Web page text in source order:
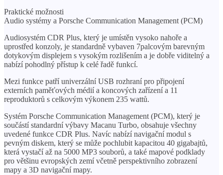
Praktické možnosti
Audio systémy a Porsche Communication Management (PCM)
Audiosystém CDR Plus, který je umístěn vysoko nahoře a
uprostřed konzoly, je standardně vybaven 7palcovým barevným
dotykovým displejem s vysokým rozlišením a je dobře viditelný a
nabízí pohodlný přístup k celé řadě funkcí.
Mezi funkce patří univerzální USB rozhraní pro připojení
externích paměťových médií a koncových zařízení a 11
reproduktorů s celkovým výkonem 235 wattů.
Systém Porsche Communication Management (PCM), který je
součástí standardní výbavy Macanu Turbo, obsahuje všechny
uvedené funkce CDR Plus. Navíc nabízí navigační modul s
pevným diskem, který se může pochlubit kapacitou 40 gigabajtů,
která vystačí až na 5000 MP3 souborů, a také mapové podklady
pro většinu evropských zemí včetně perspektivního zobrazení
mapy a 3D navigační mapy.